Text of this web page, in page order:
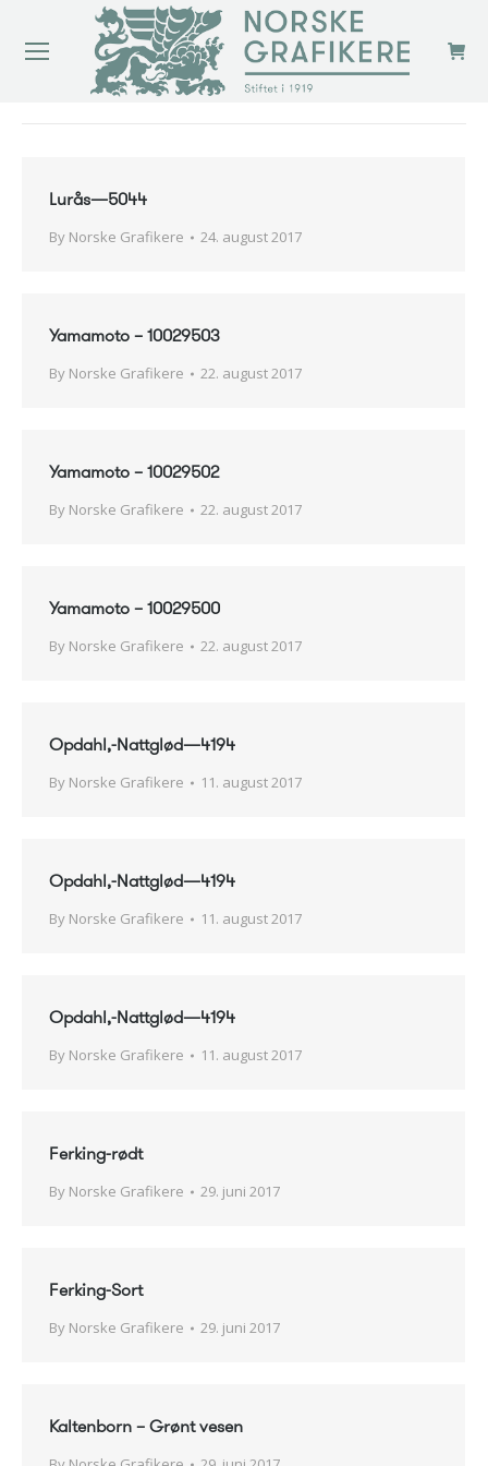
Lurås—5044
By Norske Grafikere 24. august 2017
Yamamoto – 10029503
By Norske Grafikere 22. august 2017
Yamamoto – 10029502
By Norske Grafikere 22. august 2017
Yamamoto – 10029500
By Norske Grafikere 22. august 2017
Opdahl,-Nattglød—4194
By Norske Grafikere 11. august 2017
Opdahl,-Nattglød—4194
By Norske Grafikere 11. august 2017
Opdahl,-Nattglød—4194
By Norske Grafikere 11. august 2017
Ferking-rødt
By Norske Grafikere 29. juni 2017
Ferking-Sort
By Norske Grafikere 29. juni 2017
Kaltenborn – Grønt vesen